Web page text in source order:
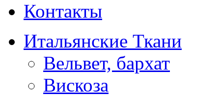
Контакты
Итальянские Ткани
Вельвет, бархат
Вискоза